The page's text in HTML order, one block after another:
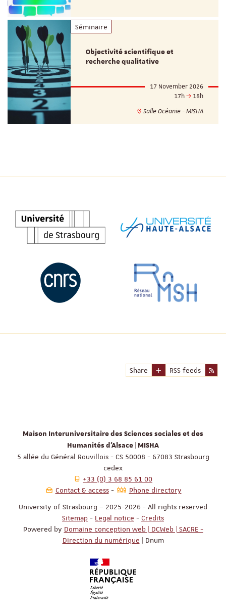
Séminaire
Objectivité scientifique et
recherche qualitative
17 November 2026
17h
18h
Salle Océanie - MISHA
Share RSS feeds
Maison Interuniversitaire des Sciences sociales et des
Humanités d'Alsace | MISHA
5 allée du Général Rouvillois - CS 50008 - 67083 Strasbourg
cedex
+33 (0) 3 68 85 61 00
Contact & access
Phone directory
University of Strasbourg – 2025-2026 - All rights reserved
Sitemap - Legal notice - Credits
Powered by Domaine conception web | DCWeb | SACRE -
Direction du numérique | Dnum